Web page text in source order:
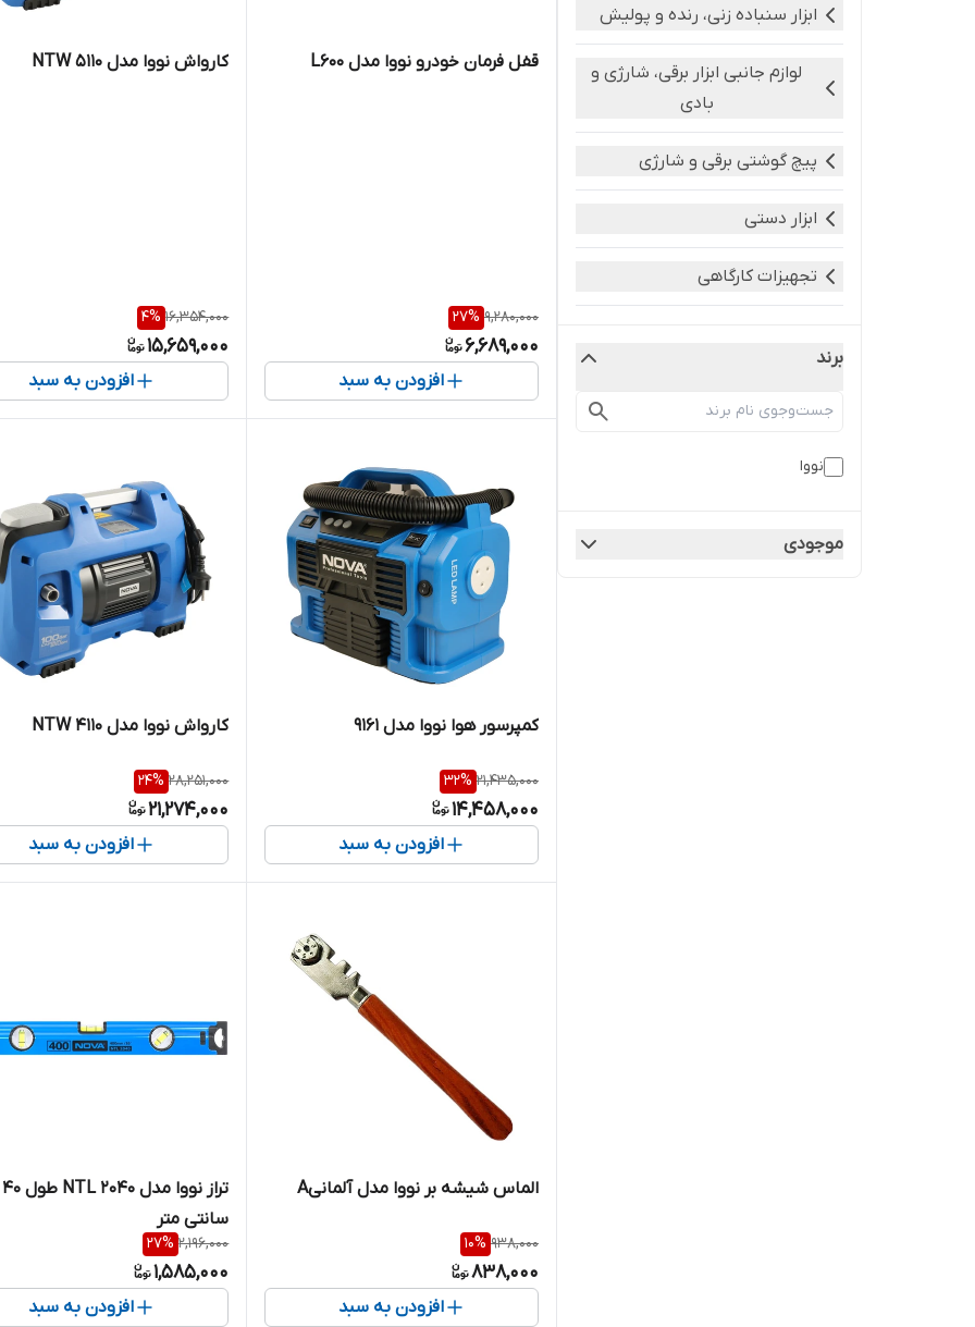
ابزار سنباده زنی، رنده و پولیش
لوازم جانبی ابزار برقی، شارژی و
بادی
پیچ گوشتی برقی و شارژی
ابزار دستی
تجهیزات کارگاهی
ابزار برقی
ابزار آلات و تجهیزات
ابزار بادی
برند
نووا
موجودی
قفل فرمان خودرو نووا مدل L600
9,280,000
27%
6,689,000
افزودن به سبد
کارواش نووا مدل NTW 5110
16,354,000
4%
15,659,000
افزودن به سبد
کمپرسور هوا نووا مدل 9161
21,435,000
32%
14,458,000
افزودن به سبد
کارواش نووا مدل NTW 4110
28,251,000
24%
21,274,000
افزودن به سبد
الماس شیشه بر نووا مدل آلمانیA
938,000
10%
838,000
افزودن به سبد
تراز نووا مدل NTL 2040 طول 40
سانتی متر
2,196,000
27%
1,585,000
افزودن به سبد